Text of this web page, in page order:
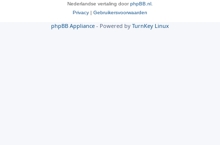
Nederlandse vertaling doorphpBB.nl
Privacy | Gebruikersvoorwaarden
phpBB Appliance - Powered by TurnKey Linux